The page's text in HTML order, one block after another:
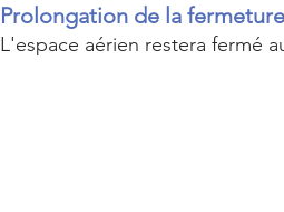
Prolongation de la
L'espace aérien restera fermé